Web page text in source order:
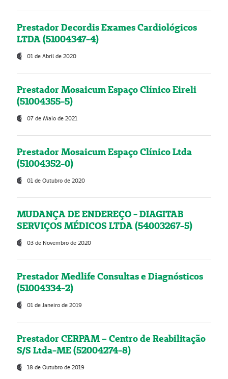
Prestador Decordis Exames Cardiológicos
LTDA (51004347-4)
01 de Abril de 2020
Prestador Mosaicum Espaço Clínico Eireli
(51004355-5)
07 de Maio de 2021
Prestador Mosaicum Espaço Clínico Ltda
(51004352-0)
01 de Outubro de 2020
MUDANÇA DE ENDEREÇO - DIAGITAB
SERVIÇOS MÉDICOS LTDA (54003267-5)
03 de Novembro de 2020
Prestador Medlife Consultas e Diagnósticos
(51004334-2)
01 de Janeiro de 2019
Prestador CERPAM – Centro de Reabilitação
S/S Ltda-ME (52004274-8)
18 de Outubro de 2019